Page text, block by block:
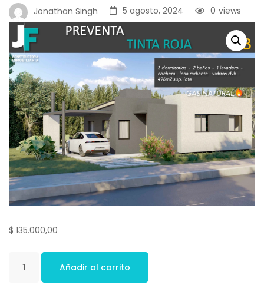
Jonathan Singh 5 agosto, 2024 views
0
$ 135.000,00
Añadir al carrito